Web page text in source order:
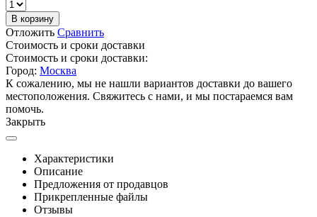
В корзину
Отложить Сравнить
Стоимость и сроки доставки
Стоимость и сроки доставки:
Город: Москва
К сожалению, мы не нашли вариантов доставки до вашего
местоположения. Свяжитесь с нами, и мы постараемся вам
помочь.
Закрыть
Характеристики
Описание
Предложения от продавцов
Прикрепленные файлы
Отзывы